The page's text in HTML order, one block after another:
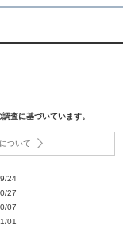
査に基づいています。
ついて
24
27
07
01